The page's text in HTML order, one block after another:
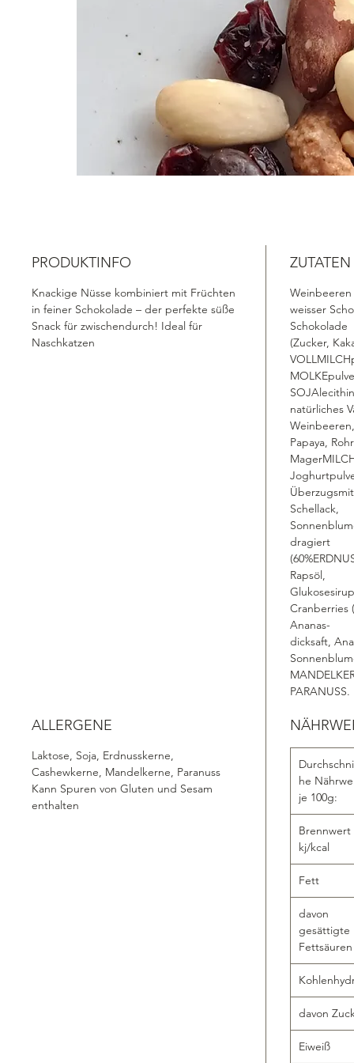
PRODUKTINFO
Knackige Nüsse kombiniert mit Früchten
in feiner Schokolade – der perfekte süße
Snack für zwischendurch! Ideal für
Naschkatzen
ZUTATEN
Weinbeeren
weisser
Schokolade
(Zucker,
natürliches
Weinbeeren,
Papaya,
Schellack,
dragiert
Rapsöl,
Cranberries
Ananas-
dicksaft,
PARANUSS.
ALLERGENE
Laktose, Soja, Erdnusskerne,
Cashewkerne, Mandelkerne, Paranuss
Kann Spuren von Gluten und Sesam
enthalten
he
je 100g:
Brennwert
kj/kcal
Fett
davon
gesättigte
Fettsäuren
davon
Eiweiß